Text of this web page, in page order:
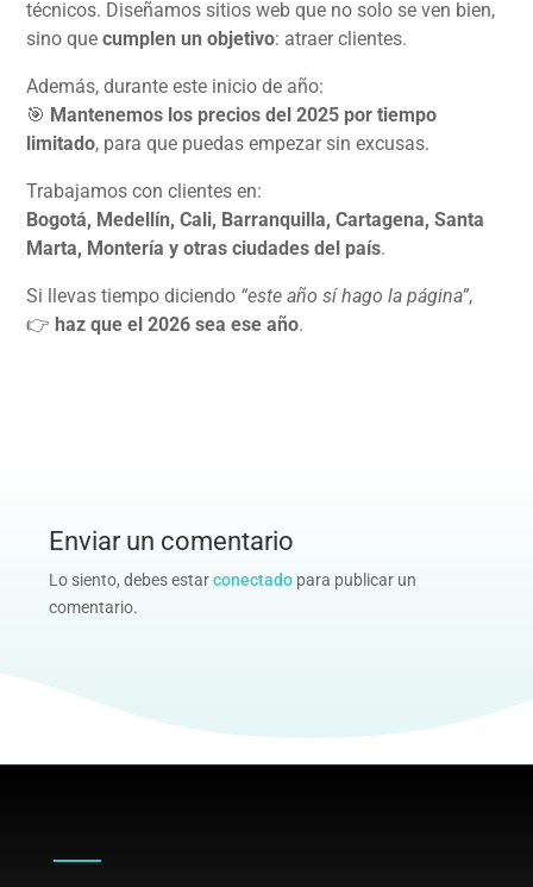
técnicos. Diseñamos sitios web que no solo se ven bien,
sino quecumplen un objetivo: atraer clientes.
Además, durante este inicio de año:
🎯 Mantenemos los precios del 2025 por tiempo
limitado, para que puedas empezar sin excusas.
Trabajamos con clientes en:
Bogotá, Medellín, Cali, Barranquilla, Cartagena, Santa
Marta, Montería y otras ciudades del país.
Si llevas tiempo diciendo “este año sí hago la página”,
👉haz que el 2026 sea ese año.
Enviar un comentario
Lo siento, debes estarconectado para publicar un
comentario.